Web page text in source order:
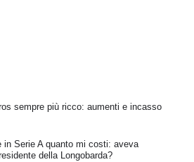
sempre più ricco: aumenti e incasso
in Serie A quanto mi costi: aveva
della Longobarda?